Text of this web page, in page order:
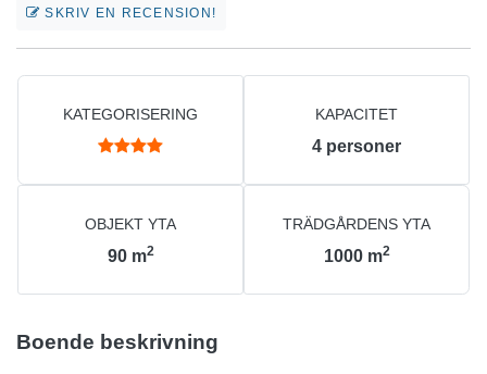
SKRIV EN RECENSION!
KATEGORISERING KAPACITET
4 personer
OBJEKT YTA
90 m2
TRÄDGÅRDENS YTA
1000 m2
Boende beskrivning